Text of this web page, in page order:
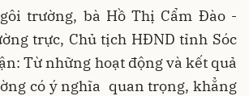
trường, bà Hồ Thị Cẩm Đào -
trực, Chủ tịch HĐND tỉnh Sóc
Từ những hoạt động và kết quả
có ý nghĩa quan trọng, khẳng